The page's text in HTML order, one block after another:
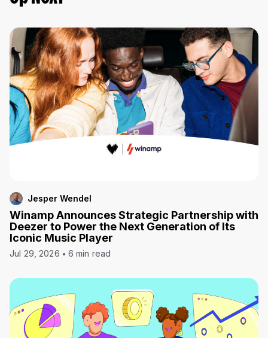
Jesper Wendel
Winamp Announces Strategic Partnership with
Deezer to Power the Next Generation of Its
Iconic Music Player
Jul 29, 2026 6 min read